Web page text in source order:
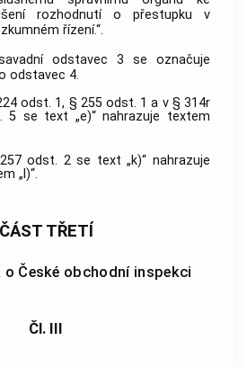
rozhodnutí o přestupku v
řízení.“.
odstavec 3 se označuje
odstavec 4.
odst. 1, § 255 odst. 1 a v § 314r
5 se text „e)“ nahrazuje textem
odst. 2 se text „k)“ nahrazuje
„l)“.
ČÁST TŘETÍ
o České obchodní inspekci
Čl. III